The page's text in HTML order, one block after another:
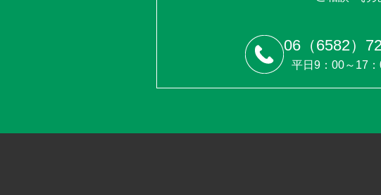
06（6582）
平日9：00～17